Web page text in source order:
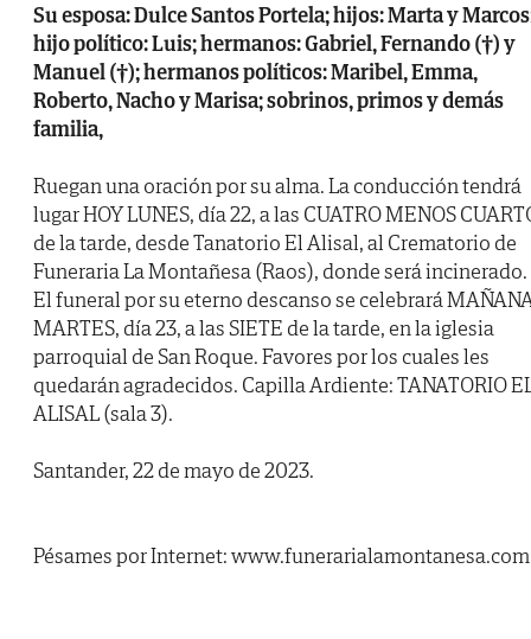
Su esposa: Dulce Santos Portela; hijos: Marta y
hijo político: Luis; hermanos: Gabriel, Fernando (†) y
Manuel (†); hermanos políticos: Maribel, Emma,
Roberto, Nacho y Marisa; sobrinos, primos y demás
familia,
Ruegan una oración por su alma. La conducción tendrá
lugar HOY LUNES, día 22, a las CUATRO MENOS
de la tarde, desde Tanatorio El Alisal, al Crematorio de
Funeraria La Montañesa (Raos), donde será incinerado.
El funeral por su eterno descanso se celebrará
MARTES, día 23, a las SIETE de la tarde, en la iglesia
parroquial de San Roque. Favores por los cuales les
quedarán agradecidos. Capilla Ardiente: TANATORIO
ALISAL (sala 3).
Santander, 22 de mayo de 2023.
Pésames por Internet: www.funerarialamontanesa.com